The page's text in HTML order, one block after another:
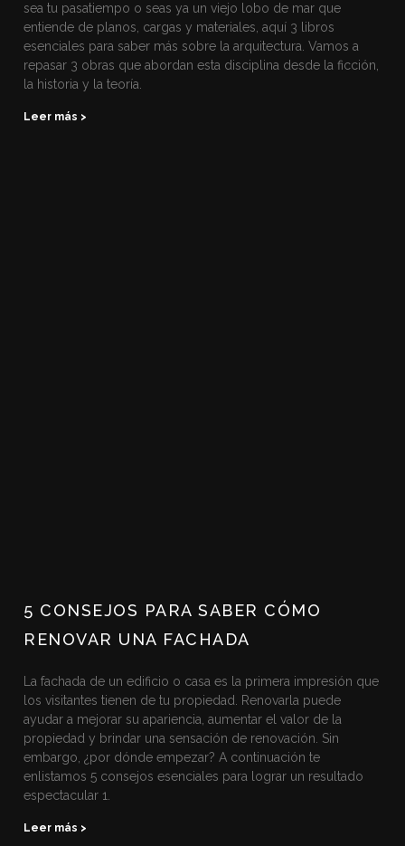
sea tu pasatiempo o seas ya un viejo lobo de mar que
entiende de planos, cargas y materiales, aquí 3 libros
esenciales para saber más sobre la arquitectura. Vamos a
repasar 3 obras que abordan esta disciplina desde la ficción,
la historia y la teoría.
Leer más >
5 CONSEJOS PARA SABER CÓMO
RENOVAR UNA FACHADA
La fachada de un edificio o casa es la primera impresión que
los visitantes tienen de tu propiedad. Renovarla puede
ayudar a mejorar su apariencia, aumentar el valor de la
propiedad y brindar una sensación de renovación. Sin
embargo, ¿por dónde empezar? A continuación te
enlistamos 5 consejos esenciales para lograr un resultado
espectacular 1.
Leer más >